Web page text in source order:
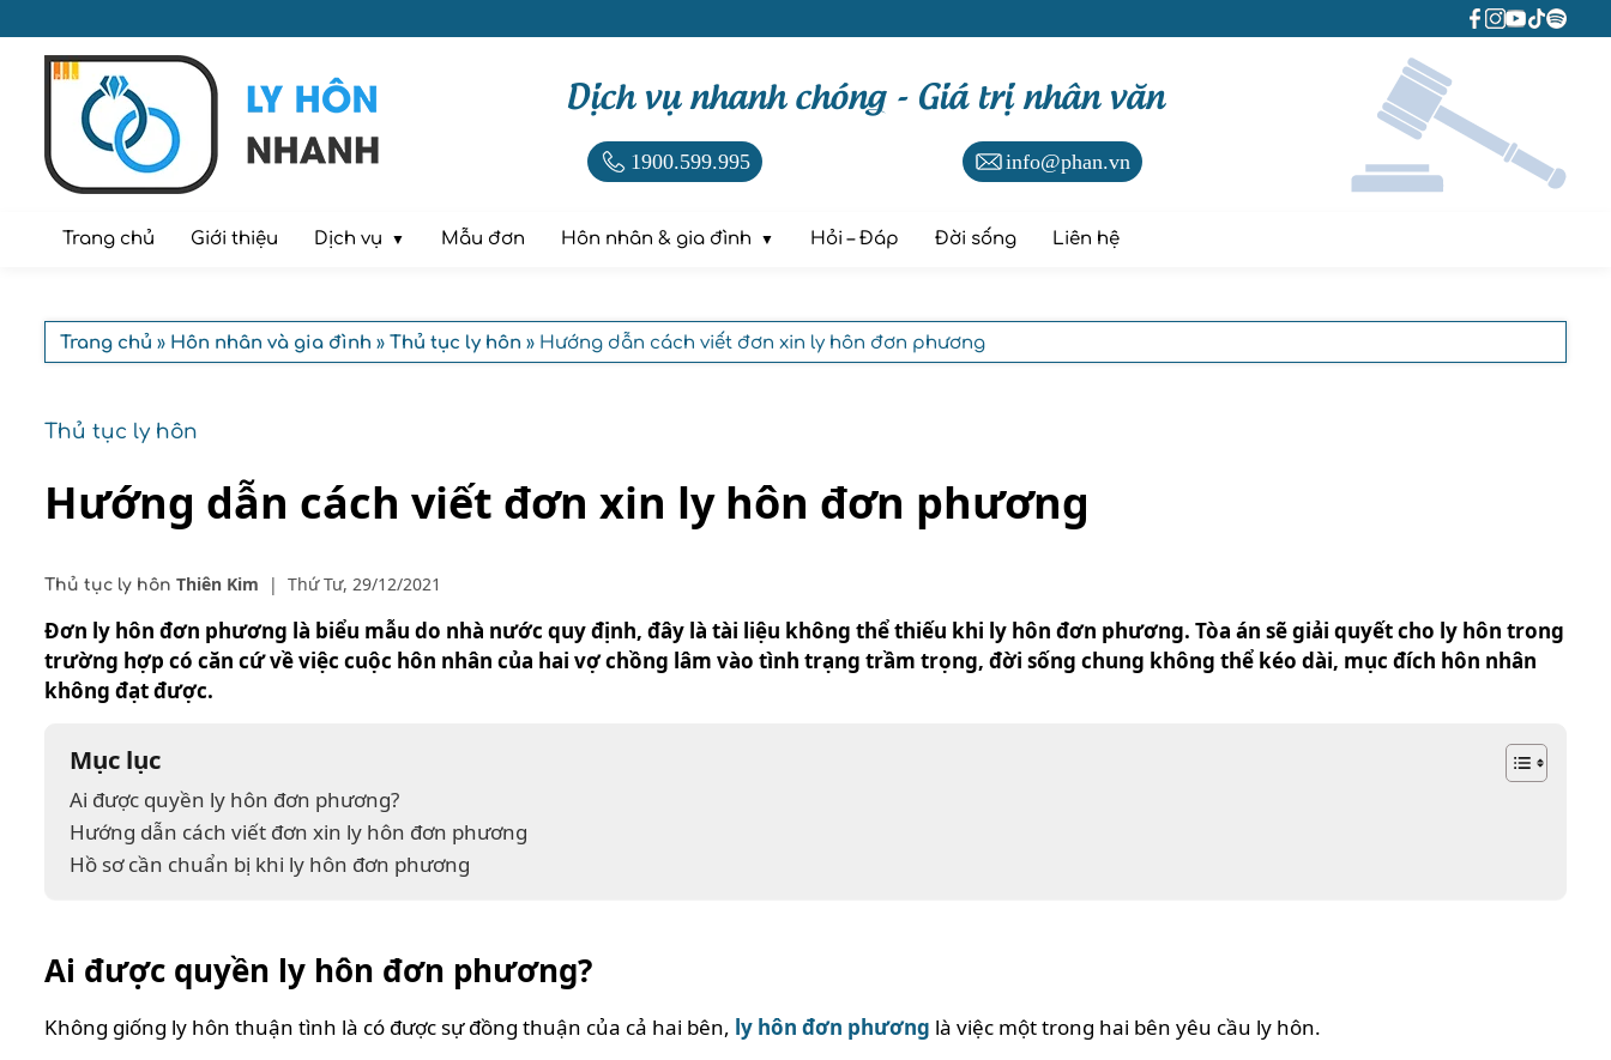
Dịch vụ nhanh chóng - Giá trị nhân văn
1900.599.995 info@phan.vn
Trang chủ Giới thiệu Dịch vụ Mẫu đơn Hôn nhân & gia đình Hỏi – Đáp Đời sống Liên hệ
Trang chủ » Hôn nhân và gia đình » Thủ tục ly hôn » Hướng dẫn cách viết đơn xin ly hôn đơn phương
Thủ tục ly hôn
Hướng dẫn cách viết đơn xin ly hôn đơn phương
Thủ tục ly hôn Thiên Kim | Thứ Tư, 29/12/2021
Đơn ly hôn đơn phương là biểu mẫu do nhà nước quy định, đây là tài liệu không thể thiếu khi ly hôn đơn phương. Tòa án sẽ giải quyết cho ly hôn trong
trường hợp có căn cứ về việc cuộc hôn nhân của hai vợ chồng lâm vào tình trạng trầm trọng, đời sống chung không thể kéo dài, mục đích hôn nhân
không đạt được.
Mục lục
Ai được quyền ly hôn đơn phương?
Hướng dẫn cách viết đơn xin ly hôn đơn phương
Hồ sơ cần chuẩn bị khi ly hôn đơn phương
Ai được quyền ly hôn đơn phương?
Không giống ly hôn thuận tình là có được sự đồng thuận của cả hai bên, ly hôn đơn phương là việc một trong hai bên yêu cầu ly hôn.